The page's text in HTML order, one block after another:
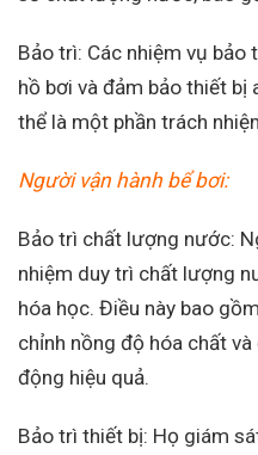
Bảo trì: Các nhiệm vụ bảo
hồ bơi và đảm bảo thiết
thể là một phần trách
Người vận hành bể bơi:
Bảo trì chất lượng nước:
nhiệm duy trì chất lượng
hóa học. Điều này bao
chỉnh nồng độ hóa chất
động hiệu quả.
Bảo trì thiết bị: Họ giám